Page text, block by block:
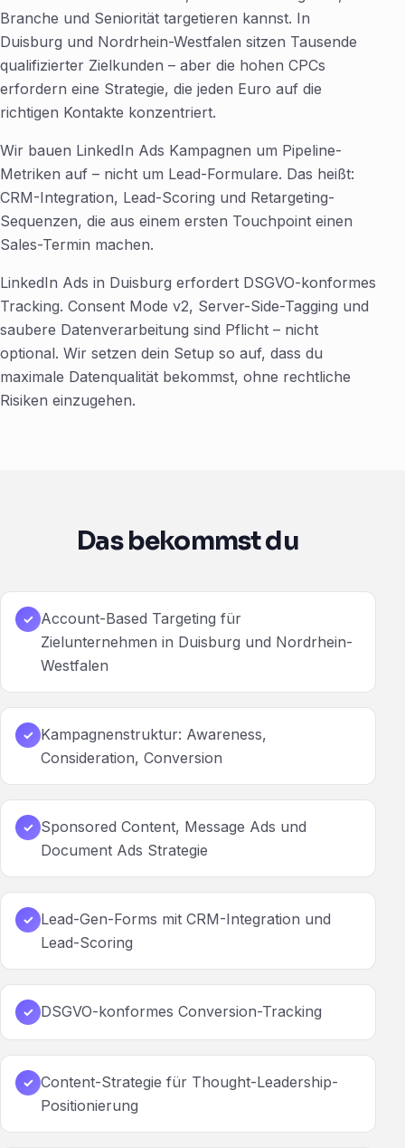
Branche und Seniorität targetieren kannst. In
Duisburg und Nordrhein-Westfalen sitzen Tausende
qualifizierter Zielkunden – aber die hohen CPCs
erfordern eine Strategie, die jeden Euro auf die
richtigen Kontakte konzentriert.
Wir bauen LinkedIn Ads Kampagnen um Pipeline-
Metriken auf – nicht um Lead-Formulare. Das heißt:
CRM-Integration, Lead-Scoring und Retargeting-
Sequenzen, die aus einem ersten Touchpoint einen
Sales-Termin machen.
LinkedIn Ads in Duisburg erfordert DSGVO-konformes
Tracking. Consent Mode v2, Server-Side-Tagging und
saubere Datenverarbeitung sind Pflicht – nicht
optional. Wir setzen dein Setup so auf, dass du
maximale Datenqualität bekommst, ohne rechtliche
Risiken einzugehen.
Das bekommst du
✓ Account-Based Targeting für
Zielunternehmen in Duisburg und Nordrhein-
Westfalen
✓ Kampagnenstruktur: Awareness,
Consideration, Conversion
✓ Sponsored Content, Message Ads und
Document Ads Strategie
✓ Lead-Gen-Forms mit CRM-Integration und
Lead-Scoring
✓ DSGVO-konformes Conversion-Tracking
✓ Content-Strategie für Thought-Leadership-
Positionierung